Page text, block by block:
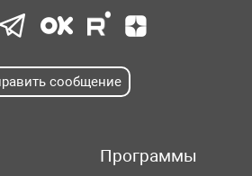
сообщение
Программы